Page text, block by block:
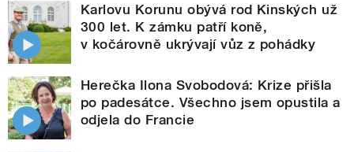
Karlovu Korunu obývá rod Kinských už
300 let. K zámku patří koně,
v kočárovně ukrývají vůz z pohádky
Herečka Ilona Svobodová: Krize přišla
po padesátce. Všechno jsem opustila a
odjela do Francie